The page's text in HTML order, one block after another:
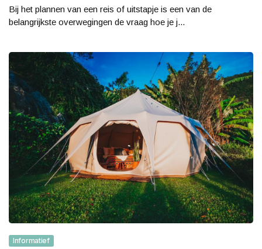
Bij het plannen van een reis of uitstapje is een van de
belangrijkste overwegingen de vraag hoe je j...
Informatief